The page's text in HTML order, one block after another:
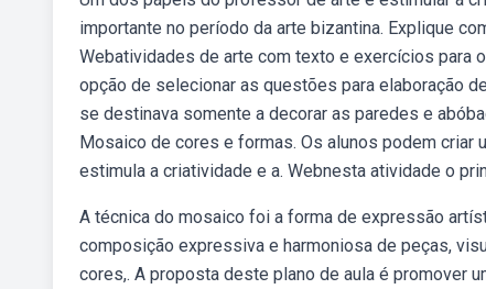
importante no período da arte bizantina. Explique
Webatividades de arte com texto e exercícios para
opção de selecionar as questões para elaboração
se destinava somente a decorar as paredes e
Mosaico de cores e formas. Os alunos podem
estimula a criatividade e a. Webnesta atividade o
A técnica do mosaico foi a forma de expressão
composição expressiva e harmoniosa de peças,
cores,. A proposta deste plano de aula é promover